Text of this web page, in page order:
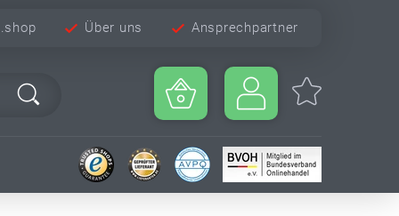
Über uns Ansprechpartner